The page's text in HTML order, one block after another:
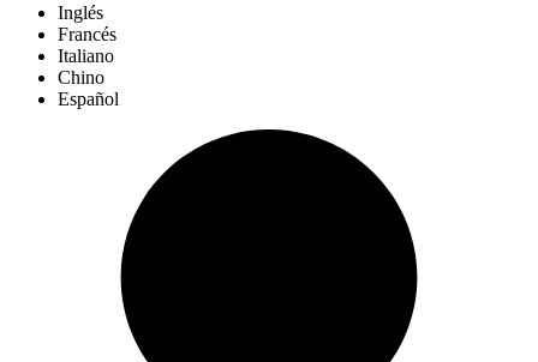
Inglés
Francés
Italiano
Chino
Español